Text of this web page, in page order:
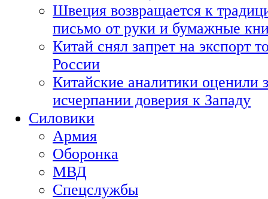
Швеция возвращается к
письмо от руки и бумажные
Китай снял запрет на экспорт
России
Китайские аналитики оценили
исчерпании доверия к Западу
Силовики
Армия
Оборонка
МВД
Спецслужбы